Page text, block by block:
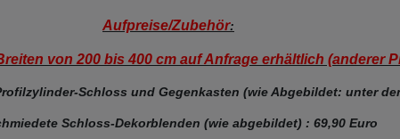
Aufpreise/Zubehör:
von 200 bis 400 cm auf Anfrage erhältlich (anderer
Schloss und Gegenkasten (wie Abgebildet: unter
Schloss-Dekorblenden (wie abgebildet) : 69,90 Euro